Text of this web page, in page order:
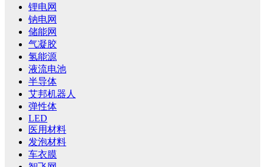
锂电网
钠电网
储能网
气凝胶
氢能源
液流电池
半导体
艾邦机器人
弹性体
LED
医用材料
发泡材料
车衣膜